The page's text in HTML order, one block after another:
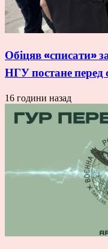
Обіцяв «списати»
НГУ постане перед
16 години назад